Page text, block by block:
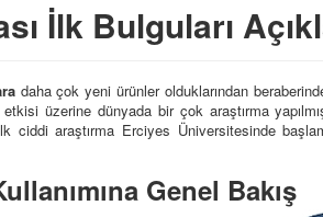
İlk Bulguları
daha çok yeni ürünler olduklarından
etkisi üzerine dünyada bir çok araştırma
ciddi araştırma Erciyes Üniversitesinde
Genel Bakış